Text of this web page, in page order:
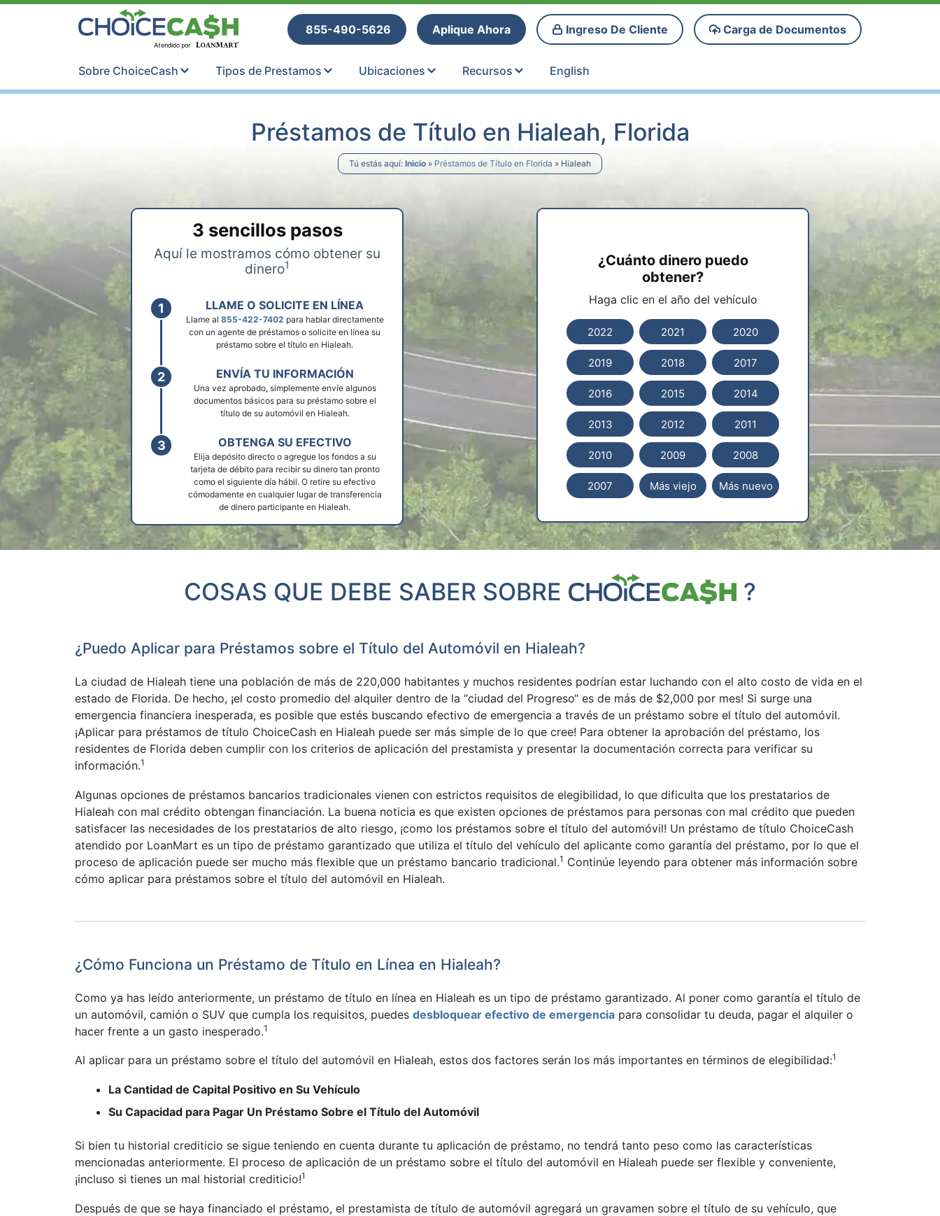
Skip to content
ChoiceCash Title Loans
855-490-5626
Aplique Ahora Ingreso De Cliente Carga de Documentos
Sobre ChoiceCash Tipos de Prestamos Ubicaciones Recursos English
Préstamos de Título en Hialeah, Florida
Tú estás aquí: Inicio » Préstamos de Título en Florida » Hialeah
¿Cuánto dinero puedo
obtener?
Haga clic en el año del vehículo
2022 2021 2020
2019 2018 2017
2016 2015 2014
2013 2012 2011
2010 2009 2008
2007 Más viejo Más nuevo
3 sencillos pasos
Aquí le mostramos cómo obtener su
dinero1
LLAME O SOLICITE EN LÍNEA
Llame al 855-422-7402 para hablar directamente
con un agente de préstamos o solicite en línea su
préstamo sobre el título en Hialeah.
ENVÍA TU INFORMACIÓN
Una vez aprobado, simplemente envíe algunos
documentos básicos para su préstamo sobre el
título de su automóvil en Hialeah.
OBTENGA SU EFECTIVO
Elija depósito directo o agregue los fondos a su
tarjeta de débito para recibir su dinero tan pronto
como el siguiente día hábil. O retire su efectivo
cómodamente en cualquier lugar de transferencia
de dinero participante en Hialeah.
COSAS QUE DEBE SABER SOBRE ?
¿Puedo Aplicar para Préstamos sobre el Título del Automóvil en Hialeah?
La ciudad de Hialeah tiene una población de más de 220,000 habitantes y muchos residentes podrían estar luchando con el alto costo de vida en el
estado de Florida. De hecho, ¡el costo promedio del alquiler dentro de la “ciudad del Progreso“ es de más de $2,000 por mes! Si surge una
emergencia financiera inesperada, es posible que estés buscando efectivo de emergencia a través de un préstamo sobre el título del automóvil.
¡Aplicar para préstamos de título ChoiceCash en Hialeah puede ser más simple de lo que cree! Para obtener la aprobación del préstamo, los
residentes de Florida deben cumplir con los criterios de aplicación del prestamista y presentar la documentación correcta para verificar su
información.1
Algunas opciones de préstamos bancarios tradicionales vienen con estrictos requisitos de elegibilidad, lo que dificulta que los prestatarios de
Hialeah con mal crédito obtengan financiación. La buena noticia es que existen opciones de préstamos para personas con mal crédito que pueden
satisfacer las necesidades de los prestatarios de alto riesgo, ¡como los préstamos sobre el título del automóvil! Un préstamo de título ChoiceCash
atendido por LoanMart es un tipo de préstamo garantizado que utiliza el título del vehículo del aplicante como garantía del préstamo, por lo que el
proceso de aplicación puede ser mucho más flexible que un préstamo bancario tradicional.1 Continúe leyendo para obtener más información sobre
cómo aplicar para préstamos sobre el título del automóvil en Hialeah.
¿Cómo Funciona un Préstamo de Título en Línea en Hialeah?
Como ya has leído anteriormente, un préstamo de título en línea en Hialeah es un tipo de préstamo garantizado. Al poner como garantía el título de
un automóvil, camión o SUV que cumpla los requisitos, puedes desbloquear efectivo de emergencia para consolidar tu deuda, pagar el alquiler o
hacer frente a un gasto inesperado.1
Al aplicar para un préstamo sobre el título del automóvil en Hialeah, estos dos factores serán los más importantes en términos de elegibilidad:1
La Cantidad de Capital Positivo en Su Vehículo
Su Capacidad para Pagar Un Préstamo Sobre el Título del Automóvil
Si bien tu historial crediticio se sigue teniendo en cuenta durante tu aplicación de préstamo, no tendrá tanto peso como las características
mencionadas anteriormente. El proceso de aplicación de un préstamo sobre el título del automóvil en Hialeah puede ser flexible y conveniente,
¡incluso si tienes un mal historial crediticio!1
Después de que se haya financiado el préstamo, el prestamista de título de automóvil agregará un gravamen sobre el título de su vehículo, que